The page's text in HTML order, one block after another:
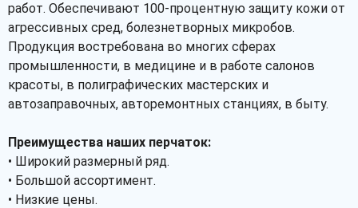
работ. Обеспечивают 100-процентную защиту кожи от
агрессивных сред, болезнетворных микробов.
Продукция востребована во многих сферах
промышленности, в медицине и в работе салонов
красоты, в полиграфических мастерских и
автозаправочных, авторемонтных станциях, в быту.
Преимущества наших перчаток:
• Широкий размерный ряд.
• Большой ассортимент.
• Низкие цены.